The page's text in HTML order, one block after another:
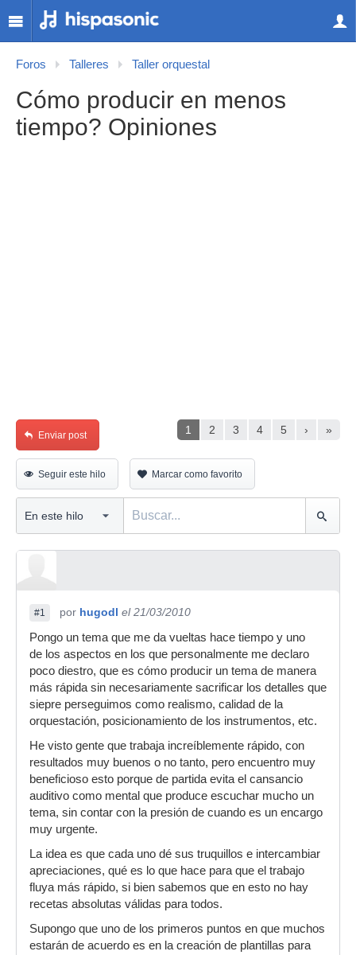
Foros Talleres Taller orquestal
Cómo producir en menos
tiempo? Opiniones
1 2 3 4 5 › »
Enviar post
Seguir este hilo Marcar como favorito
#1 por hugodl el 21/03/2010
Pongo un tema que me da vueltas hace tiempo y uno
de los aspectos en los que personalmente me declaro
poco diestro, que es cómo producir un tema de manera
más rápida sin necesariamente sacrificar los detalles que
siepre perseguimos como realismo, calidad de la
orquestación, posicionamiento de los instrumentos, etc.
He visto gente que trabaja increíblemente rápido, con
resultados muy buenos o no tanto, pero encuentro muy
beneficioso esto porque de partida evita el cansancio
auditivo como mental que produce escuchar mucho un
tema, sin contar con la presión de cuando es un encargo
muy urgente.
La idea es que cada uno dé sus truquillos e intercambiar
apreciaciones, qué es lo que hace para que el trabajo
fluya más rápido, si bien sabemos que en esto no hay
recetas absolutas válidas para todos.
Supongo que uno de los primeros puntos en que muchos
estarán de acuerdo es en la creación de plantillas para